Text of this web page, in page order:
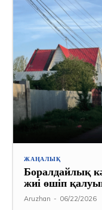
ЖАҢАЛЫҚ
Боралдайлық
жиі өшіп
Aruzhan - 06/22/2026